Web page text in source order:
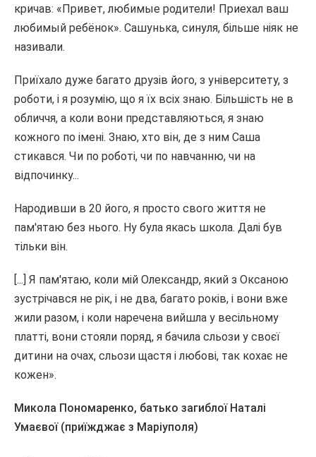
кричав: «Привет, любимые родители! Приехал ваш
любимый ребёнок». Сашунька, синуля, більше ніяк не
називали.
Приїхало дуже багато друзів його, з університету, з
роботи, і я розумію, що я їх всіх знаю. Більшість не в
обличчя, а коли вони представляються, я знаю
кожного по імені. Знаю, хто він, де з ним Саша
стикався. Чи по роботі, чи по навчанню, чи на
відпочинку...
Народивши в 20 його, я просто свого життя не
пам'ятаю без нього. Ну була якась школа. Далі був
тільки він.
[...] Я пам'ятаю, коли мій Олександр, який з Оксаною
зустрічався не рік, і не два, багато років, і вони вже
жили разом, і коли наречена вийшла у весільному
платті, вони стояли поряд, я бачила сльози у своєї
дитини на очах, сльози щастя і любові, так кохає не
кожен».
Микола Пономаренко, батько загиблої Наталі
Умаєвої (приїжджає з Маріуполя)